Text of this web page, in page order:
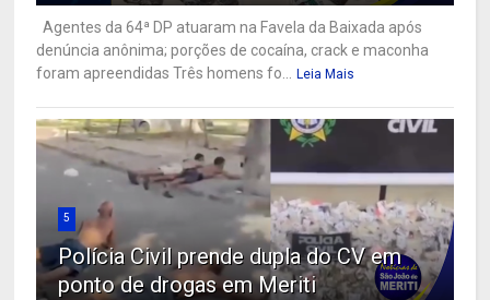
Agentes da 64ª DP atuaram na Favela da Baixada após
denúncia anônima; porções de cocaína, crack e maconha
foram apreendidas Três homens fo... Leia Mais
5
Polícia Civil prende dupla do CV em
ponto de drogas em Meriti